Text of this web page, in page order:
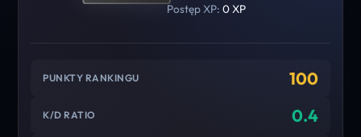
Postęp XP: 0 XP
PUNKTY RANKINGU 100
K/D RATIO 0.4